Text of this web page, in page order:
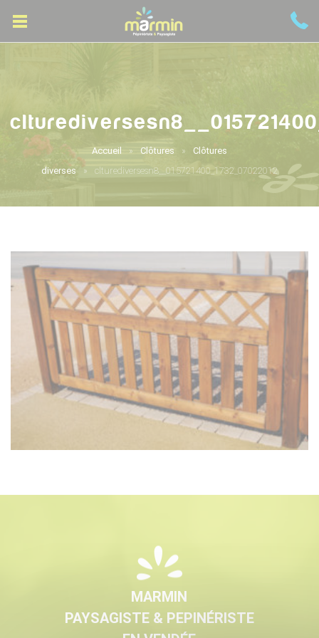
Accueil Clôtures
Clôtures
diverses
clturediversesn8__015721400_1732_07022012
MARMIN
PAYSAGISTE & PEPINÉRISTE